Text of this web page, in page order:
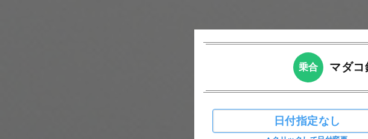
乗合 マダコ
日付指定なし